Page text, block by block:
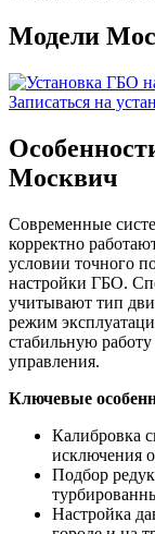
Модели
Записаться на
Москвич
Современные
корректно
условии точного
настройки ГБО.
учитывают тип
режим
стабильную
управления.
Ключевые
Калибровка
исключения
Подбор
Настройка